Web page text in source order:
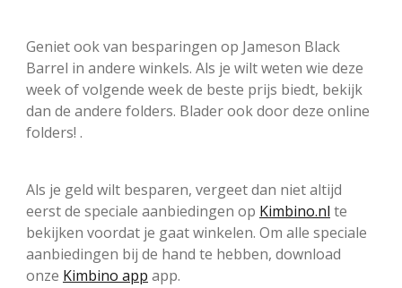
Geniet ook van besparingen op Jameson Black
Barrel in andere winkels. Als je wilt weten wie deze
week of volgende week de beste prijs biedt, bekijk
dan de andere folders. Blader ook door deze online
folders! .
Als je geld wilt besparen, vergeet dan niet altijd
eerst de speciale aanbiedingen op Kimbino.nl te
bekijken voordat je gaat winkelen. Om alle speciale
aanbiedingen bij de hand te hebben, download
onze Kimbino app app.